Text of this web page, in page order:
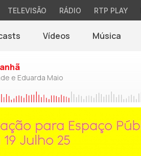
TELEVISÃO RÁDIO RTP PLAY
Vídeos Música
e Eduarda Maio